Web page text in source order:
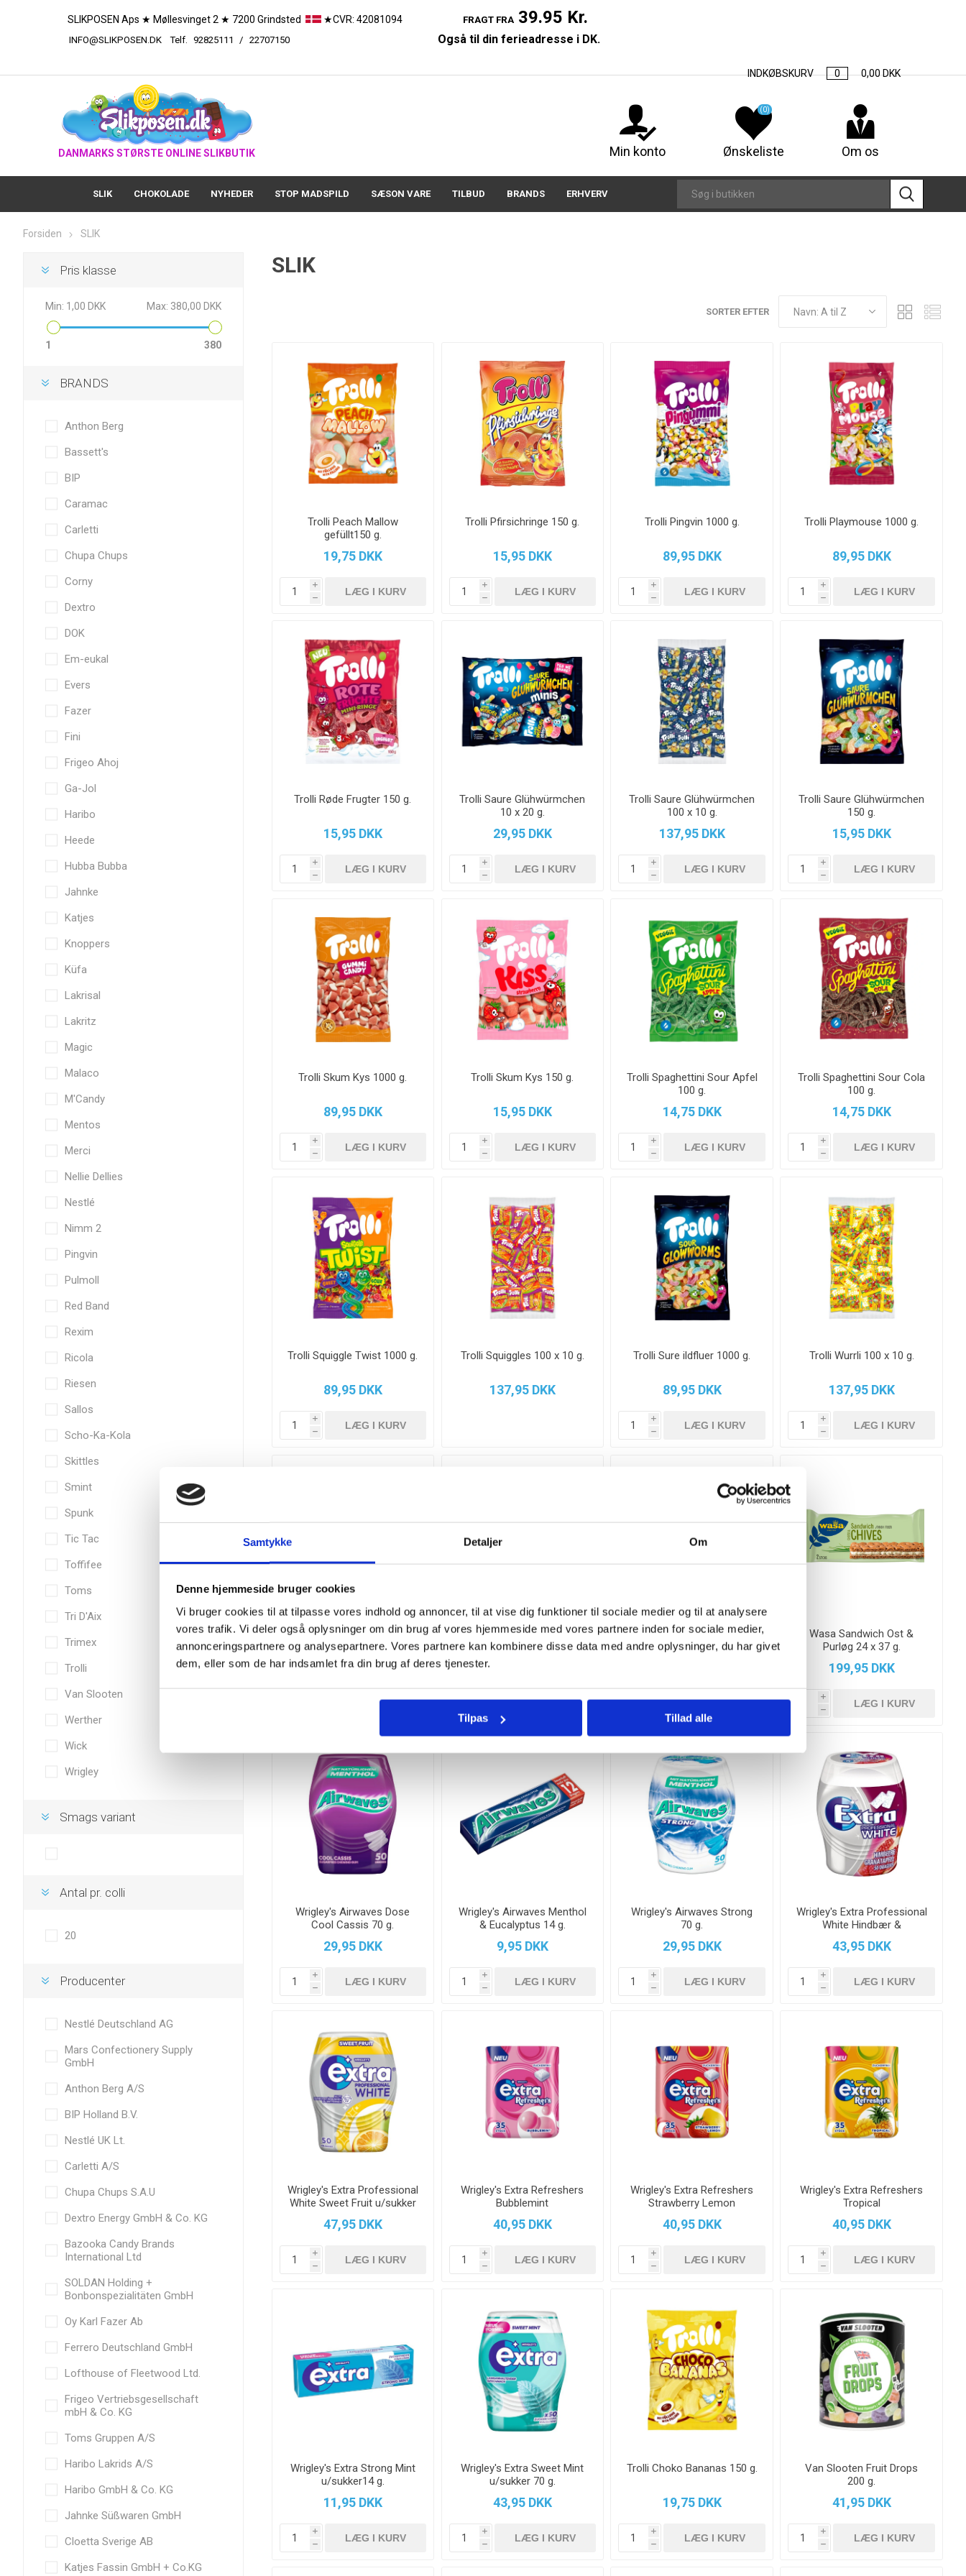
Samtykke Detaljer Om
Denne hjemmeside bruger cookies
Vi bruger cookies til at tilpasse vores indhold og annoncer, til at vise dig funktioner til sociale medier og til at analysere
vores trafik. Vi deler også oplysninger om din brug af vores hjemmeside med vores partnere inden for sociale medier,
annonceringspartnere og analysepartnere. Vores partnere kan kombinere disse data med andre oplysninger, du har givet
dem, eller som de har indsamlet fra din brug af deres tjenester.
Tilpas Tillad alle
SLIKPOSEN Aps ★ Møllesvinget 2 ★ 7200 Grindsted ★CVR: 42081094 FRAGT FRA 39.95 Kr.
INFO@SLIKPOSEN.DK Telf. 92825111 / 22707150 Også til din ferieadresse i DK.
INDKØBSKURV 0 0,00 DKK
DANMARKS STØRSTE ONLINE SLIKBUTIK Min konto Ønskeliste
(0)
Om os
SLIK CHOKOLADE NYHEDER STOP MADSPILD SÆSON VARE TILBUD BRANDS ERHVERV
Forsiden SLIK
SLIK
SORTER EFTER
Trolli Peach Mallow
gefüllt150 g.
19,75 DKK
i
h
Trolli Pfirsichringe 150 g.
15,95 DKK
i
h
Trolli Pingvin 1000 g.
89,95 DKK
i
h
Trolli Playmouse 1000 g.
89,95 DKK
i
h
Trolli Røde Frugter 150 g.
15,95 DKK
i
h
Trolli Saure Glühwürmchen
10 x 20 g.
29,95 DKK
i
h
Trolli Saure Glühwürmchen
100 x 10 g.
137,95 DKK
i
h
Trolli Saure Glühwürmchen
150 g.
15,95 DKK
i
h
Trolli Skum Kys 1000 g.
89,95 DKK
i
h
Trolli Skum Kys 150 g.
15,95 DKK
i
h
Trolli Spaghettini Sour Apfel
100 g.
14,75 DKK
i
h
Trolli Spaghettini Sour Cola
100 g.
14,75 DKK
i
h
Trolli Squiggle Twist 1000 g.
89,95 DKK
i
h
Trolli Squiggles 100 x 10 g.
137,95 DKK
Trolli Sure ildfluer 1000 g.
89,95 DKK
i
h
Trolli Wurrli 100 x 10 g.
137,95 DKK
i
h
Tyrkisk Peber 1000 g.
124,95 DKK
Van Slooten Cruising
Cadillacs 250 g.
Van Slooten Space
Travellers 250 g.
Wasa Sandwich Ost &
Purløg 24 x 37 g.
199,95 DKK
i
h
Wrigley's Airwaves Dose
Cool Cassis 70 g.
29,95 DKK
i
h
Wrigley's Airwaves Menthol
& Eucalyptus 14 g.
9,95 DKK
i
h
Wrigley's Airwaves Strong
70 g.
29,95 DKK
i
h
Wrigley's Extra Professional
White Hindbær &
g.
43,95 DKK
i
h
Wrigley's Extra Professional
White Sweet Fruit u/sukker
47,95 DKK
i
h
Wrigley's Extra Refreshers
Bubblemint
40,95 DKK
i
h
Wrigley's Extra Refreshers
Strawberry Lemon
40,95 DKK
i
h
Wrigley's Extra Refreshers
Tropical
40,95 DKK
i
h
Wrigley's Extra Strong Mint
u/sukker14 g.
11,95 DKK
i
h
Wrigley's Extra Sweet Mint
u/sukker 70 g.
43,95 DKK
i
h
Trolli Choko Bananas 150 g.
19,75 DKK
i
h
Van Slooten Fruit Drops
200 g.
41,95 DKK
i
h
Pris klasse
Min: 1,00 DKK Max: 380,00 DKK
1 380
BRANDS
Anthon Berg
Bassett's
BIP
Caramac
Carletti
Chupa Chups
Corny
Dextro
DOK
Em-eukal
Evers
Fazer
Fini
Frigeo Ahoj
Ga-Jol
Haribo
Heede
Hubba Bubba
Jahnke
Katjes
Knoppers
Küfa
Lakrisal
Lakritz
Magic
Malaco
M'Candy
Mentos
Merci
Nellie Dellies
Nestlé
Nimm 2
Pingvin
Pulmoll
Red Band
Rexim
Ricola
Riesen
Sallos
Scho-Ka-Kola
Skittles
Smint
Spunk
Tic Tac
Toffifee
Toms
Tri D'Aix
Trimex
Trolli
Van Slooten
Werther
Wick
Wrigley
Smags variant
Antal pr. colli
20
Producenter
Nestlé Deutschland AG
Mars Confectionery Supply
GmbH
Anthon Berg A/S
BIP Holland B.V.
Nestlé UK Lt.
Carletti A/S
Chupa Chups S.A.U
Dextro Energy ­GmbH & Co. KG
Bazooka Candy Brands
International Ltd
SOLDAN Holding +
Bonbonspezialitäten GmbH
Oy Karl Fazer Ab
Ferrero Deutschland GmbH
Lofthouse of Fleetwood Ltd.
Frigeo Vertriebsgesellschaft
mbH & Co. KG
Toms Gruppen A/S
Haribo Lakrids A/S
Haribo GmbH & Co. KG
Jahnke Süßwaren GmbH
Cloetta Sverige AB
Katjes Fassin GmbH + Co.KG